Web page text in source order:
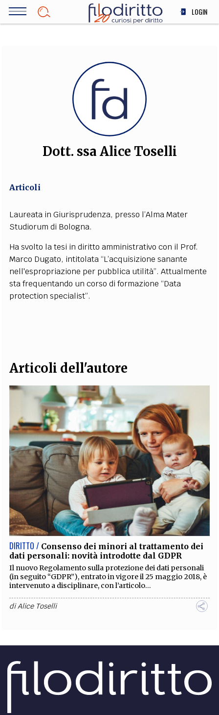
Salta
LOGIN
SOCIETÀ
MEDICINA
SCIENZA
STORIA E FILOSOFIA
INNOVAZIONE
ALTRO
FILODIRITTO
CODICI RUBRICHE LIBRI PROCEEDINGS PUBBLICITÀ CONTATTI
SOCIAL MEDIA
Dott. ssa Alice Toselli
Articoli
Laureata in Giurisprudenza, presso l’Alma Mater
Studiorum di Bologna.
Ha svolto la tesi in diritto amministrativo con il Prof.
Marco Dugato, intitolata “L’acquisizione sanante
nell'espropriazione per pubblica utilità”. Attualmente
sta frequentando un corso di formazione “Data
protection specialist”.
Articoli dell'autore
DIRITTO / Consenso dei minori al trattamento dei
dati personali: novità introdotte dal GDPR
Il nuovo Regolamento sulla protezione dei dati personali
(in seguito “GDPR”), entrato in vigore il 25 maggio 2018, è
intervenuto a disciplinare, con l’articolo...
diAlice Toselli